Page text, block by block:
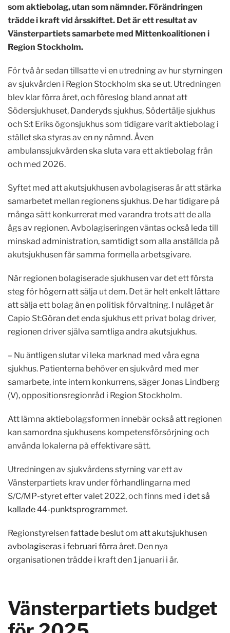
som aktiebolag, utan som nämnder. Förändringen
trädde i kraft vid årsskiftet. Det är ett resultat av
Vänsterpartiets samarbete med Mittenkoalitionen i
Region Stockholm.
För två år sedan tillsatte vi en utredning av hur styrningen
av sjukvården i Region Stockholm ska se ut. Utredningen
blev klar förra året, och föreslog bland annat att
Södersjukhuset, Danderyds sjukhus, Södertälje sjukhus
och S:t Eriks ögonsjukhus som tidigare varit aktiebolag i
stället ska styras av en ny nämnd. Även
ambulanssjukvården ska sluta vara ett aktiebolag från
och med 2026.
Syftet med att akutsjukhusen avbolagiseras är att stärka
samarbetet mellan regionens sjukhus. De har tidigare på
många sätt konkurrerat med varandra trots att de alla
ägs av regionen. Avbolagiseringen väntas också leda till
minskad administration, samtidigt som alla anställda på
akutsjukhusen får samma formella arbetsgivare.
När regionen bolagiserade sjukhusen var det ett första
steg för högern att sälja ut dem. Det är helt enkelt lättare
att sälja ett bolag än en politisk förvaltning. I nuläget är
Capio St:Göran det enda sjukhus ett privat bolag driver,
regionen driver själva samtliga andra akutsjukhus.
– Nu äntligen slutar vi leka marknad med våra egna
sjukhus. Patienterna behöver en sjukvård med mer
samarbete, inte intern konkurrens, säger Jonas Lindberg
(V), oppositionsregionråd i Region Stockholm.
Att lämna aktiebolagsformen innebär också att regionen
kan samordna sjukhusens kompetensförsörjning och
använda lokalerna på effektivare sätt.
Utredningen av sjukvårdens styrning var ett av
Vänsterpartiets krav under förhandlingarna med
S/C/MP-styret efter valet 2022, och finns med i det så
kallade 44-punktsprogrammet.
Regionstyrelsenfattade beslut om att akutsjukhusen
avbolagiseras i februari förra året. Den nya
organisationen trädde i kraft den 1 januari i år.
Vänsterpartiets budget